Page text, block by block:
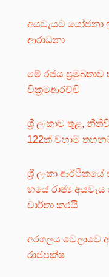
අයවැයට යෝජනා
ආරාධනා
මේ රජය
වික්‍රමආරච්චි
ශ්‍රී ලංකාව තුළ,
122ක් වහාම
ශ්‍රී ලංකා
හයේ රාජ්‍ය
වාර්තා කරයි
අරගලය වෙලාවෙ
රාජපක්ෂ